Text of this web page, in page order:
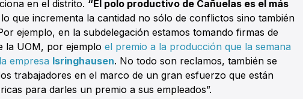
en el distrito. “El polo productivo de Cañuelas es el más
lo que incrementa la cantidad no sólo de conflictos sino también
ejemplo, en la subdelegación estamos tomando firmas de
la UOM, por ejemplo el premio a la producción que la semana
empresa Isringhausen. No todo son reclamos, también se
trabajadores en el marco de un gran esfuerzo que están
para darles un premio a sus empleados”.